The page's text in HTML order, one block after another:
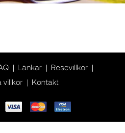
Länkar
Resevillkor
villkor
Kontakt